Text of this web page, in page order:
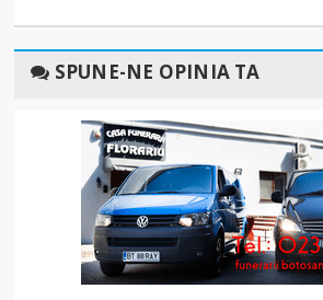
SPUNE-NE OPINIA TA